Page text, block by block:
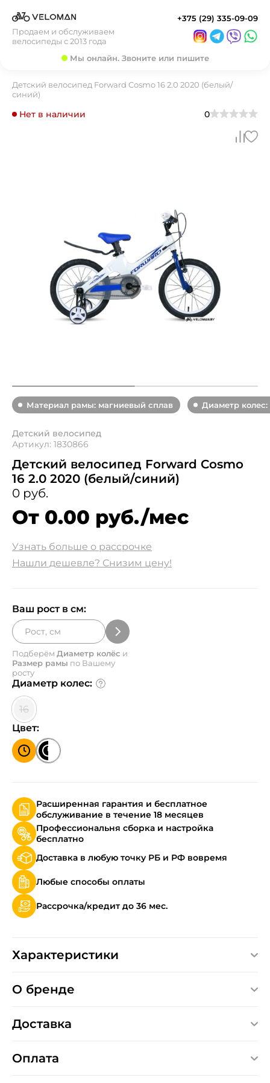
Продаем и обслуживаем
велосипеды с 2013 года
+375 (29) 335-09-09
Мы онлайн. Звоните или пишите
Детский велосипед Forward Cosmo 16 2.0 2020 (белый/
синий)
Нет в наличии 0
Материал рамы: магниевый сплав Диаметр колес:
Детский велосипед
Артикул: 1830866
Детский велосипед Forward Cosmo
16 2.0 2020 (белый/синий)
0 руб.
От 0.00 руб./мес
Узнать больше о рассрочке
Нашли дешевле? Снизим цену!
Ваш рост в см:
Подберём Диаметр колёс и
Размер рамы по Вашему
росту
Диаметр колес:
16
Цвет:
Расширенная гарантия и бесплатное
обслуживание в течение 18 месяцев
Профессиональня сборка и настройка
бесплатно
Доставка в любую точку РБ и РФ вовремя
Любые способы оплаты
Рассрочка/кредит до 36 мес.
Характеристики
О бренде
Доставка
Оплата